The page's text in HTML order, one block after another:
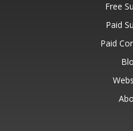
Free
Paid
Paid